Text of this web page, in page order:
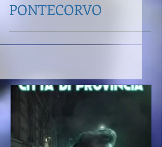
"IL BIVIO" DI IMMA
PONTECORVO